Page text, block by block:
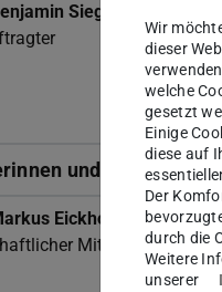
Siegl
und Mitarbeiter
Eickhoff
Mitarbeiter
Wir
dieser
welche
gesetzt
Einige
diese auf
Der
durch die
Weitere
unserer